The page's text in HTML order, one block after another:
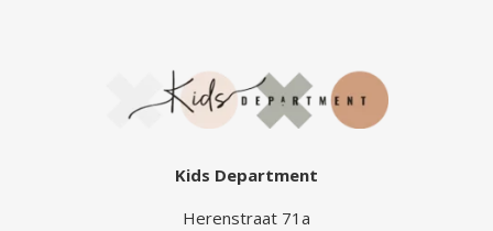
Kids Department
Herenstraat 71a